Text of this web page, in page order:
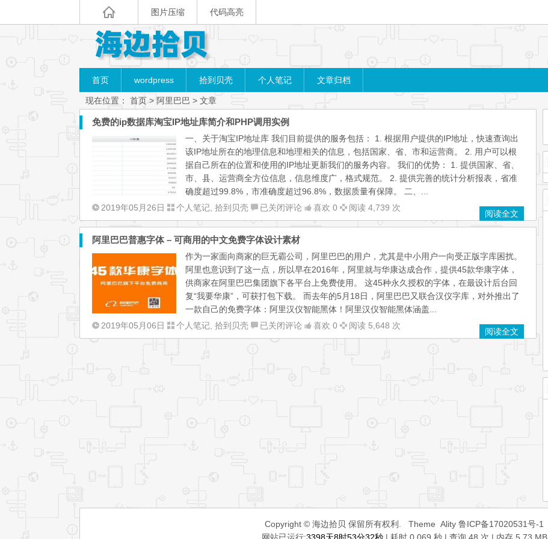
图片压缩 代码高亮
首页 wordpress 拾到贝壳 个人笔记 文章归档
现在位置： 首页 > 阿里巴巴 > 文章
免费的ip数据库淘宝IP地址库简介和PHP调用实例
一、关于淘宝IP地址库 我们目前提供的服务包括： 1. 根据用户提供的IP地址，快速查询出
该IP地址所在的地理信息和地理相关的信息，包括国家、省、市和运营商。 2. 用户可以根
据自己所在的位置和使用的IP地址更新我们的服务内容。 我们的优势： 1. 提供国家、省、
市、县、运营商全方位信息，信息维度广，格式规范。 2. 提供完善的统计分析报表，省准
确度超过99.8%，市准确度超过96.8%，数据质量有保障。 二、...
2019年05月26日
个人笔记 拾到贝壳
免
费
的
ip
数
据
库
淘
宝
IP
地
已关闭评论 喜欢 0 阅读 4,739 次
阅读全文
阿里巴巴普惠字体 – 可商用的中文免费字体设计素材
作为一家面向商家的巨无霸公司，阿里巴巴的用户，尤其是中小用户一向受正版字库困扰。
阿里也意识到了这一点，所以早在2016年，阿里就与华康达成合作，提供45款华康字体，
供商家在阿里巴巴集团旗下各平台上免费使用。 这45种永久授权的字体，在最设计后台回
复“我要华康”，可获打包下载。 而去年的5月18日，阿里巴巴又联合汉仪字库，对外推出了
一款自己的免费字体：阿里汉仪智能黑体！阿里汉仪智能黑体涵盖...
2019年05月06日
个人笔记 拾到贝壳
阿
里
文
免
费
已关闭评论 喜欢 0 阅读 5,648 次
阅读全文
Copyright © 海边拾贝 保留所有权利. Theme Ality 鲁ICP备17020531号-1